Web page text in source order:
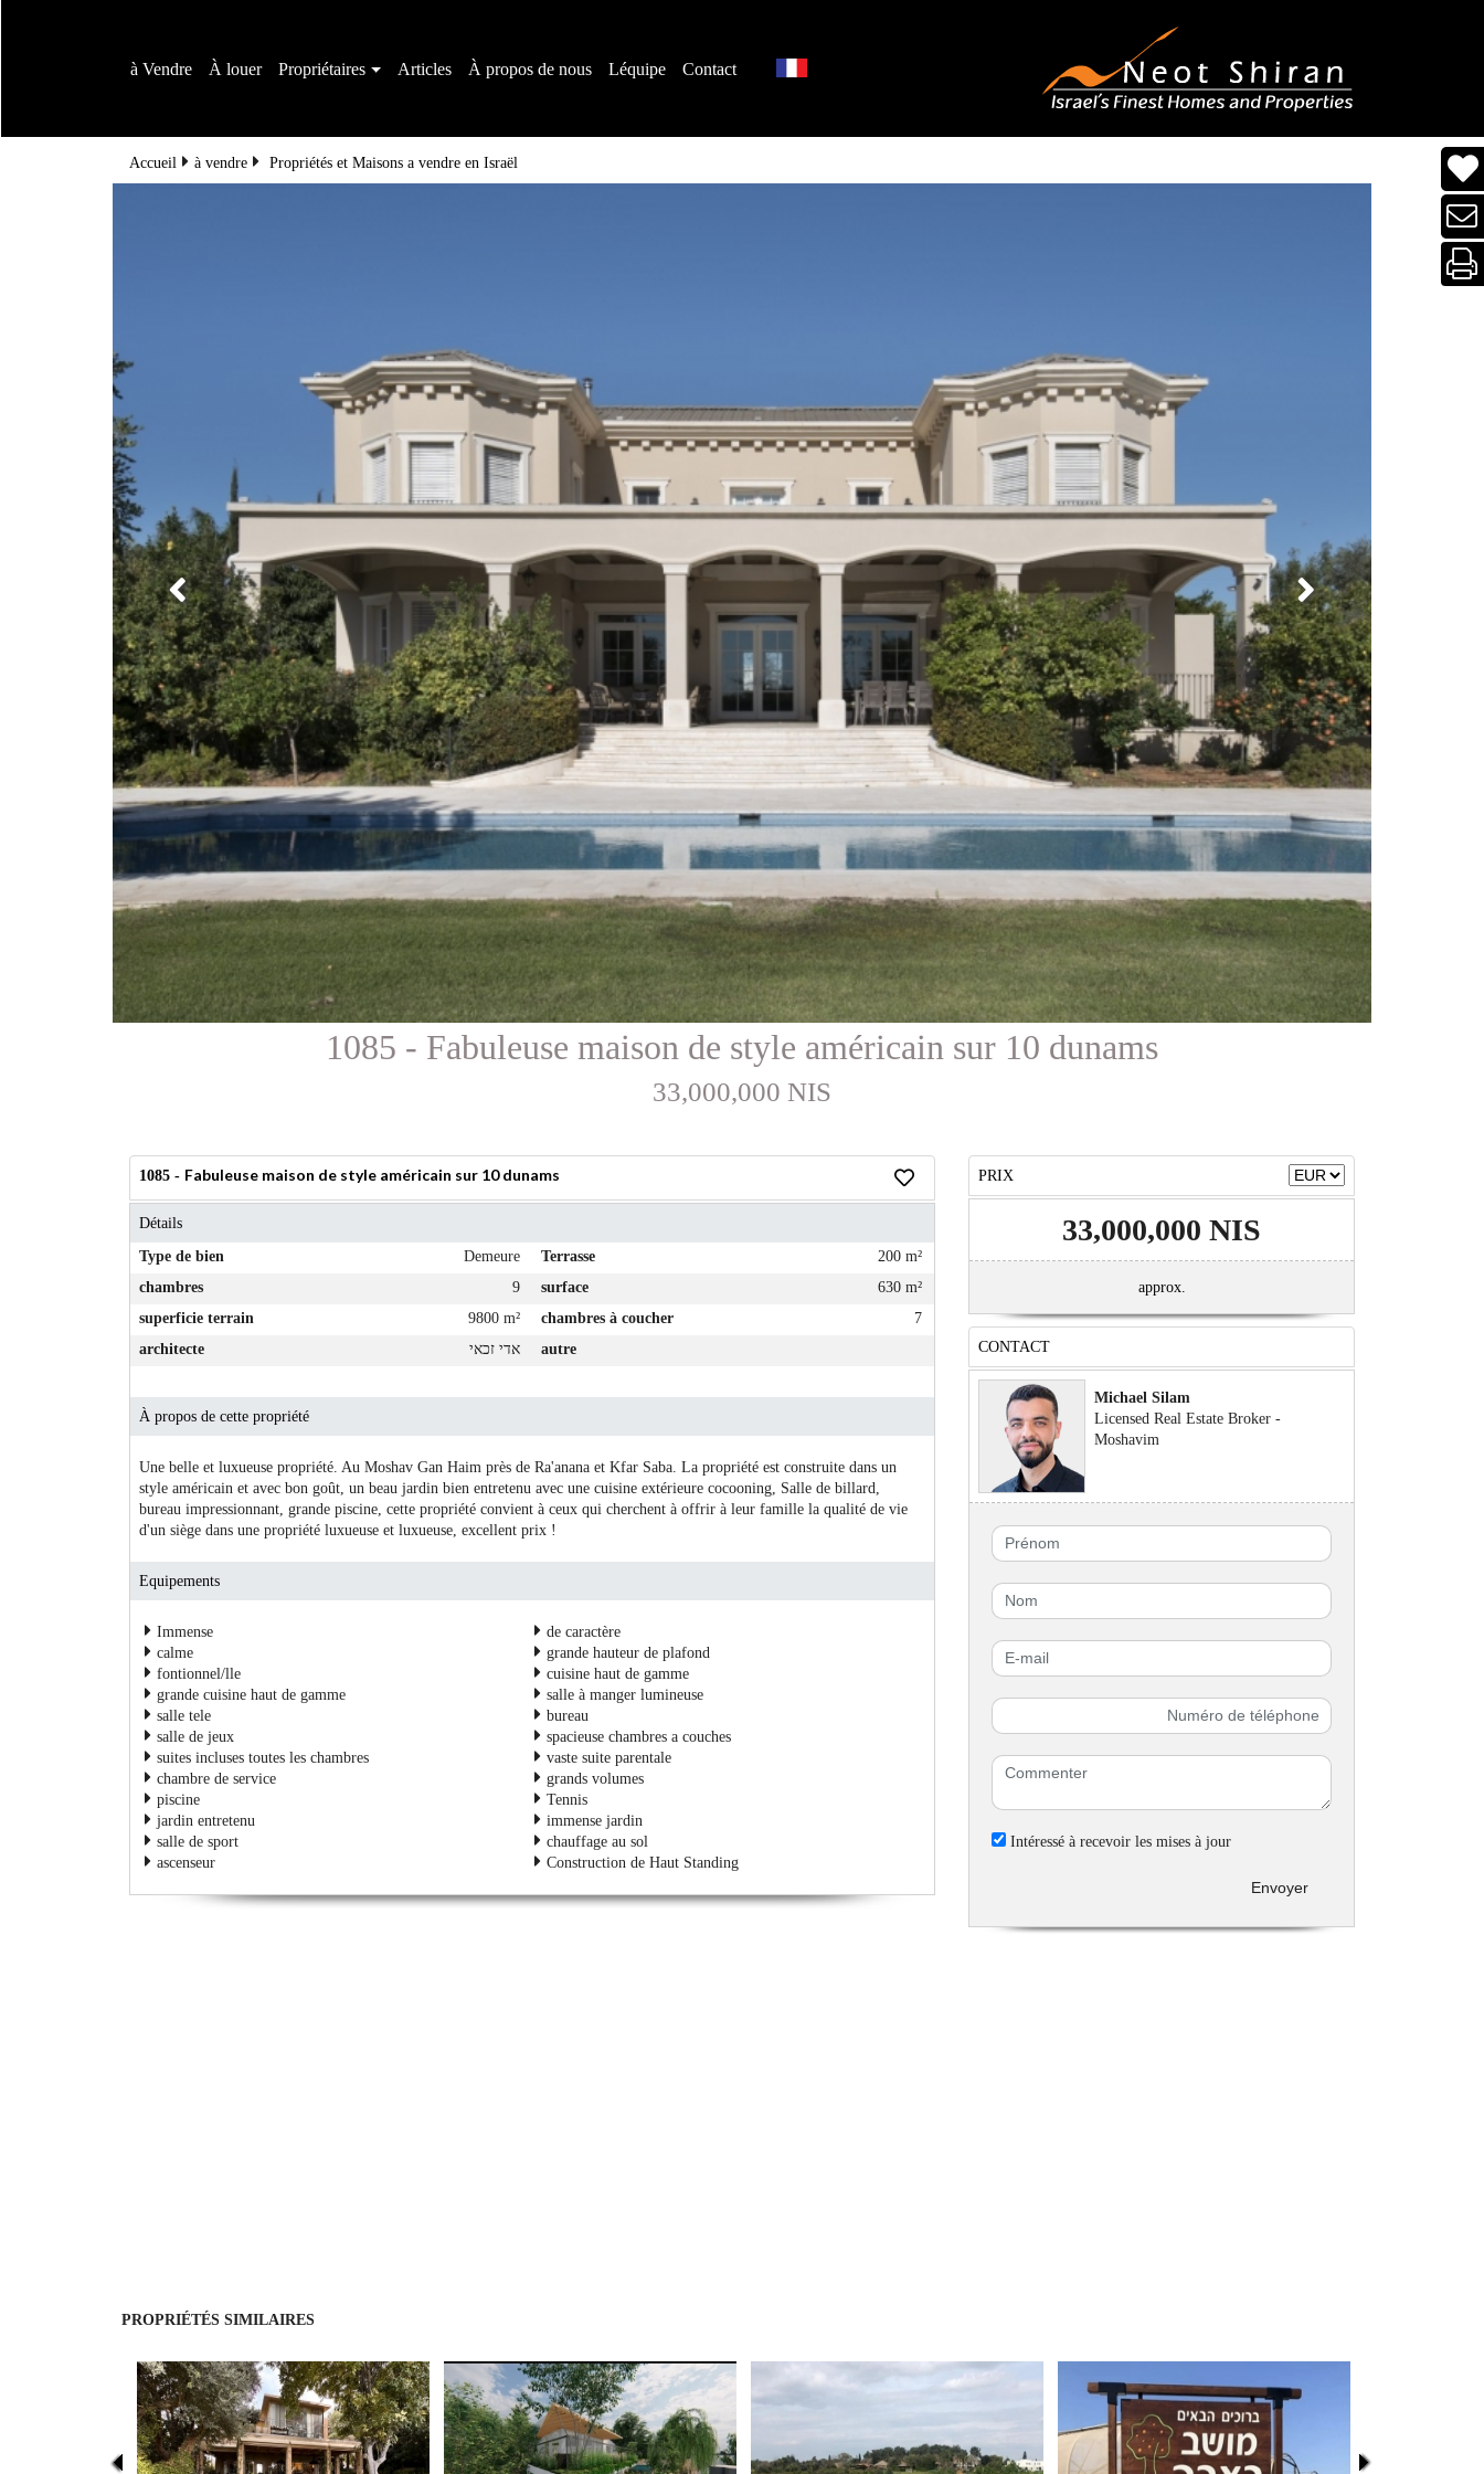
à Vendre À louer Propriétaires Articles À propos de nous Léquipe Contact
Accueil à vendre Propriétés et Maisons a vendre en Israël
1085 - Fabuleuse maison de style américain sur 10 dunams
33,000,000 NIS
1085 - Fabuleuse maison de style américain sur 10 dunams
Détails
Type de bien
Demeure Terrasse
200 m²
chambres
9 surface
630 m²
superficie terrain
9800 m² chambres à coucher
7
architecte
אדי זכאי autre
À propos de cette propriété
Une belle et luxueuse propriété. Au Moshav Gan Haim près de Ra'anana et Kfar Saba. La propriété est construite dans un
style américain et avec bon goût, un beau jardin bien entretenu avec une cuisine extérieure cocooning, Salle de billard,
bureau impressionnant, grande piscine, cette propriété convient à ceux qui cherchent à offrir à leur famille la qualité de vie
d'un siège dans une propriété luxueuse et luxueuse, excellent prix !
Equipements
Immense
de caractère
calme
grande hauteur de plafond
fontionnel/lle
cuisine haut de gamme
grande cuisine haut de gamme
salle à manger lumineuse
salle tele
bureau
salle de jeux
spacieuse chambres a couches
suites incluses toutes les chambres
vaste suite parentale
chambre de service
grands volumes
piscine
Tennis
jardin entretenu
immense jardin
salle de sport
chauffage au sol
ascenseur
Construction de Haut Standing
PRIX
33,000,000 NIS
approx.
CONTACT
Michael Silam
Licensed Real Estate Broker -
Moshavim
Intéressé à recevoir les mises à jour
Envoyer
PROPRIÉTÉS SIMILAIRES